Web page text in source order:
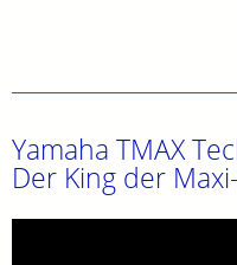
Yamaha TMAX
Der King der